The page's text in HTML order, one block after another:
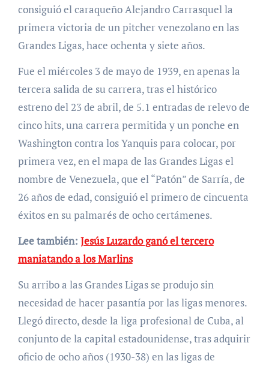
consiguió el caraqueño Alejandro Carrasquel la
primera victoria de un pitcher venezolano en las
Grandes Ligas, hace ochenta y siete años.
Fue el miércoles 3 de mayo de 1939, en apenas la
tercera salida de su carrera, tras el histórico
estreno del 23 de abril, de 5.1 entradas de relevo de
cinco hits, una carrera permitida y un ponche en
Washington contra los Yanquis para colocar, por
primera vez, en el mapa de las Grandes Ligas el
nombre de Venezuela, que el “Patón” de Sarría, de
26 años de edad, consiguió el primero de cincuenta
éxitos en su palmarés de ocho certámenes.
Lee también: Jesús Luzardo ganó el tercero
maniatando a los Marlins
Su arribo a las Grandes Ligas se produjo sin
necesidad de hacer pasantía por las ligas menores.
Llegó directo, desde la liga profesional de Cuba, al
conjunto de la capital estadounidense, tras adquirir
oficio de ocho años (1930-38) en las ligas de